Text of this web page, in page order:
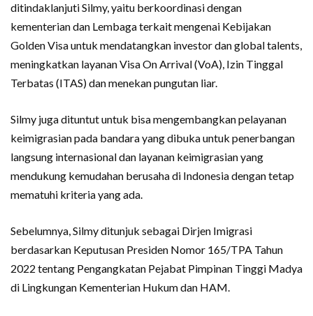
ditindaklanjuti Silmy, yaitu berkoordinasi dengan
kementerian dan Lembaga terkait mengenai Kebijakan
Golden Visa untuk mendatangkan investor dan global talents,
meningkatkan layanan Visa On Arrival (VoA), Izin Tinggal
Terbatas (ITAS) dan menekan pungutan liar.
Silmy juga dituntut untuk bisa mengembangkan pelayanan
keimigrasian pada bandara yang dibuka untuk penerbangan
langsung internasional dan layanan keimigrasian yang
mendukung kemudahan berusaha di Indonesia dengan tetap
mematuhi kriteria yang ada.
Sebelumnya, Silmy ditunjuk sebagai Dirjen Imigrasi
berdasarkan Keputusan Presiden Nomor 165/TPA Tahun
2022 tentang Pengangkatan Pejabat Pimpinan Tinggi Madya
di Lingkungan Kementerian Hukum dan HAM.